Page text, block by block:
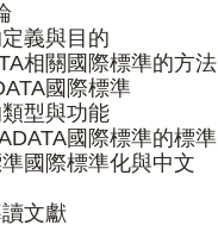
義與目的
相關國際標準的方法
國際標準
型與功能
國際標準的標準
國際標準化與中文
文獻